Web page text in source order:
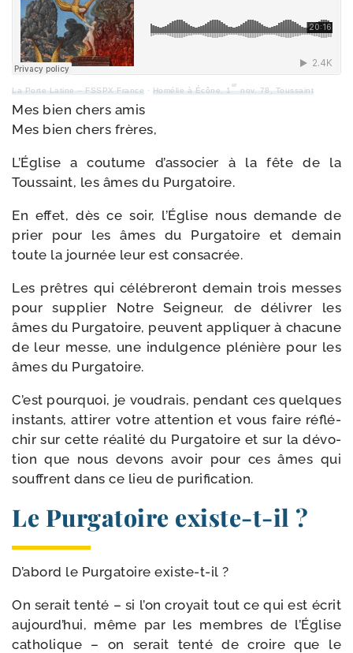
La Porte Latine – FSSPX France · Homélie à Écône, 1
er
nov. 78, Toussaint
Mes bien chers amis
Mes bien chers frères,
L’Église a cou­tume d’associer à la fête de la
Toussaint, les âmes du Purgatoire.
En effet, dès ce soir, l’Église nous demande de
prier pour les âmes du Purgatoire et demain
toute la jour­née leur est consacrée.
Les prêtres qui célé­bre­ront demain trois messes
pour sup­plier Notre Seigneur, de déli­vrer les
âmes du Purgatoire, peuvent appli­quer à cha­cune
de leur messe, une indul­gence plé­nière pour les
âmes du Purgatoire.
C’est pour­quoi, je vou­drais, pen­dant ces quelques
ins­tants, atti­rer votre atten­tion et vous faire réflé­
chir sur cette réa­li­té du Purgatoire et sur la dévo­
tion que nous devons avoir pour ces âmes qui
souffrent dans ce lieu de purification.
Le Purgatoire existe-t-il ?
D’abord le Purgatoire existe-t-il ?
On serait ten­té – si l’on croyait tout ce qui est écrit
aujourd’hui, même par les membres de l’Église
catho­lique – on serait ten­té de croire que le